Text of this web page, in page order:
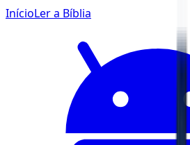
InícioLer a Bíblia